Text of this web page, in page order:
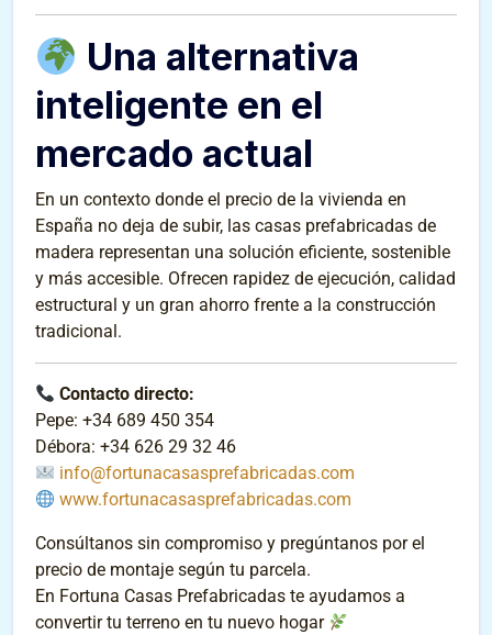
Una alternativa
inteligente en el
mercado actual
En un contexto donde el precio de la vivienda en
España no deja de subir, las casas prefabricadas de
madera representan una solución eficiente, sostenible
y más accesible. Ofrecen rapidez de ejecución, calidad
estructural y un gran ahorro frente a la construcción
tradicional.
Contacto directo:
Pepe: +34 689 450 354
Débora: +34 626 29 32 46
info@fortunacasasprefabricadas.com
www.fortunacasasprefabricadas.com
Consúltanos sin compromiso y pregúntanos por el
precio de montaje según tu parcela.
En Fortuna Casas Prefabricadas te ayudamos a
convertir tu terreno en tu nuevo hogar